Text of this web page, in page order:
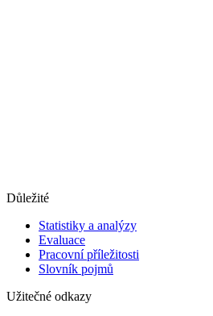
Důležité
Statistiky a analýzy
Evaluace
Pracovní příležitosti
Slovník pojmů
Užitečné odkazy